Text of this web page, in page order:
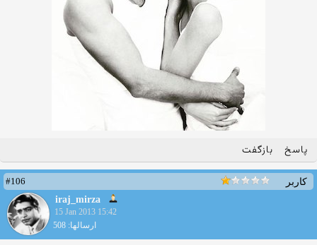
پاسخ بازگفت
کاربر
#106
iraj_mirza
15 Jan 2013 15:42
ارسالها: 508